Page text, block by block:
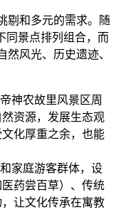
剔和多元的需求。随
同景点排列组合，而
风光、历史遗迹、
神农故里风景区周
资源，发展生态观
化厚重之余，也能
家庭游客群体，设
药尝百草）、传统
让文化传承在寓教